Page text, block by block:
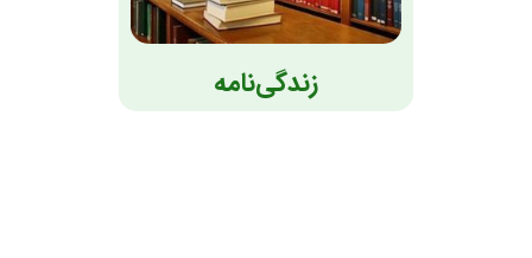
زندگی‌نامه